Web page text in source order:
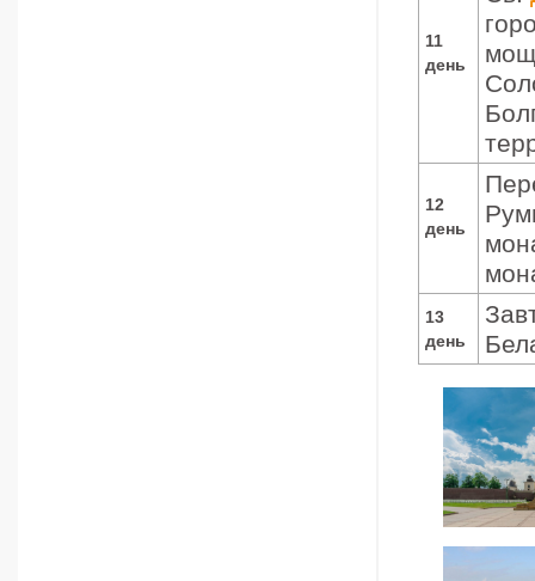
11
день
12
день
13
день